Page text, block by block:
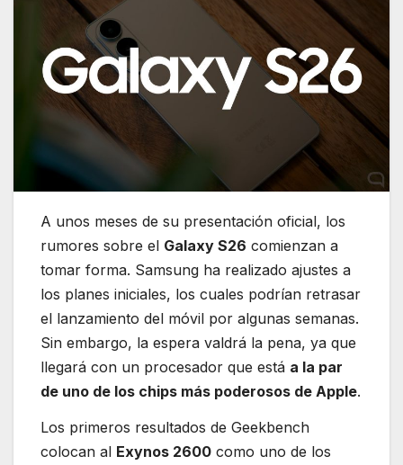
A unos meses de su presentación oficial, los
rumores sobre el Galaxy S26 comienzan a
tomar forma. Samsung ha realizado ajustes a
los planes iniciales, los cuales podrían retrasar
el lanzamiento del móvil por algunas semanas.
Sin embargo, la espera valdrá la pena, ya que
llegará con un procesador que está a la par
de uno de los chips más poderosos de Apple.
Los primeros resultados de Geekbench
colocan al Exynos 2600 como uno de los